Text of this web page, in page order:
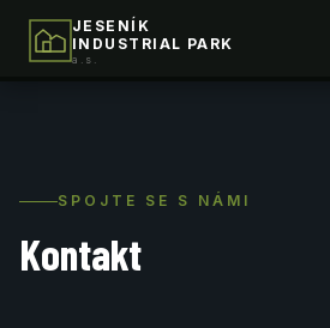
JESENÍK
INDUSTRIAL PARK
a.s.
SPOJTE SE S NÁMI
Kontakt